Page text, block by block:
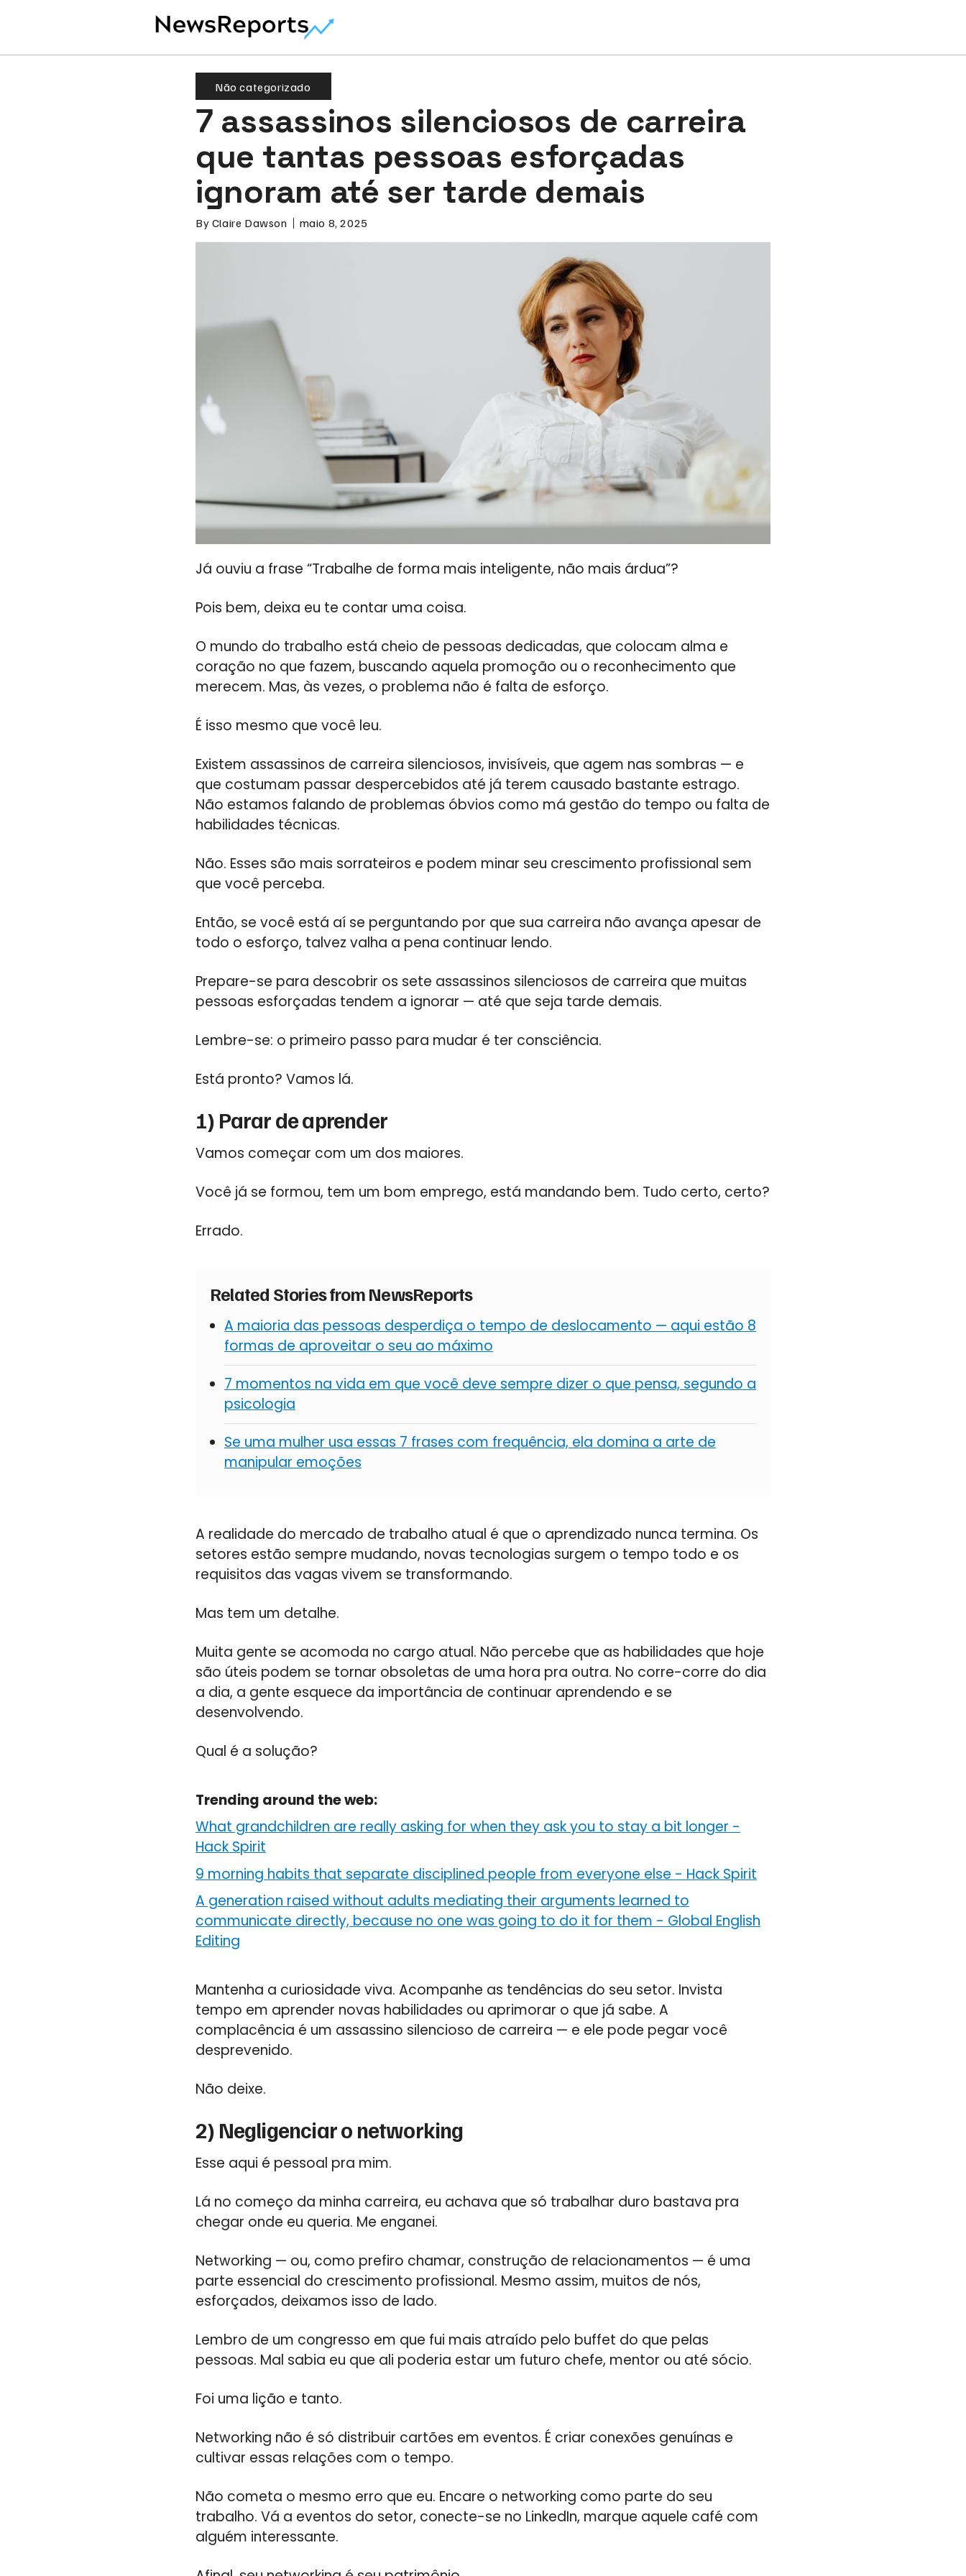
Não categorizado
7 assassinos silenciosos de carreira
que tantas pessoas esforçadas
ignoram até ser tarde demais
By Claire Dawson maio 8, 2025
Já ouviu a frase “Trabalhe de forma mais inteligente, não mais árdua”?
Pois bem, deixa eu te contar uma coisa.
O mundo do trabalho está cheio de pessoas dedicadas, que colocam alma e
coração no que fazem, buscando aquela promoção ou o reconhecimento que
merecem. Mas, às vezes, o problema não é falta de esforço.
É isso mesmo que você leu.
Existem assassinos de carreira silenciosos, invisíveis, que agem nas sombras — e
que costumam passar despercebidos até já terem causado bastante estrago.
Não estamos falando de problemas óbvios como má gestão do tempo ou falta de
habilidades técnicas.
Não. Esses são mais sorrateiros e podem minar seu crescimento profissional sem
que você perceba.
Então, se você está aí se perguntando por que sua carreira não avança apesar de
todo o esforço, talvez valha a pena continuar lendo.
Prepare-se para descobrir os sete assassinos silenciosos de carreira que muitas
pessoas esforçadas tendem a ignorar — até que seja tarde demais.
Lembre-se: o primeiro passo para mudar é ter consciência.
Está pronto? Vamos lá.
1) Parar de aprender
Vamos começar com um dos maiores.
Você já se formou, tem um bom emprego, está mandando bem. Tudo certo, certo?
Errado.
Related Stories from NewsReports
A maioria das pessoas desperdiça o tempo de deslocamento — aqui estão 8
formas de aproveitar o seu ao máximo
7 momentos na vida em que você deve sempre dizer o que pensa, segundo a
psicologia
Se uma mulher usa essas 7 frases com frequência, ela domina a arte de
manipular emoções
A realidade do mercado de trabalho atual é que o aprendizado nunca termina. Os
setores estão sempre mudando, novas tecnologias surgem o tempo todo e os
requisitos das vagas vivem se transformando.
Mas tem um detalhe.
Muita gente se acomoda no cargo atual. Não percebe que as habilidades que hoje
são úteis podem se tornar obsoletas de uma hora pra outra. No corre-corre do dia
a dia, a gente esquece da importância de continuar aprendendo e se
desenvolvendo.
Qual é a solução?
Trending around the web:
What grandchildren are really asking for when they ask you to stay a bit longer -
Hack Spirit
9 morning habits that separate disciplined people from everyone else - Hack Spirit
A generation raised without adults mediating their arguments learned to
communicate directly, because no one was going to do it for them - Global English
Editing
Mantenha a curiosidade viva. Acompanhe as tendências do seu setor. Invista
tempo em aprender novas habilidades ou aprimorar o que já sabe. A
complacência é um assassino silencioso de carreira — e ele pode pegar você
desprevenido.
Não deixe.
2) Negligenciar o networking
Esse aqui é pessoal pra mim.
Lá no começo da minha carreira, eu achava que só trabalhar duro bastava pra
chegar onde eu queria. Me enganei.
Networking — ou, como prefiro chamar, construção de relacionamentos — é uma
parte essencial do crescimento profissional. Mesmo assim, muitos de nós,
esforçados, deixamos isso de lado.
Lembro de um congresso em que fui mais atraído pelo buffet do que pelas
pessoas. Mal sabia eu que ali poderia estar um futuro chefe, mentor ou até sócio.
Foi uma lição e tanto.
Networking não é só distribuir cartões em eventos. É criar conexões genuínas e
cultivar essas relações com o tempo.
Não cometa o mesmo erro que eu. Encare o networking como parte do seu
trabalho. Vá a eventos do setor, conecte-se no LinkedIn, marque aquele café com
alguém interessante.